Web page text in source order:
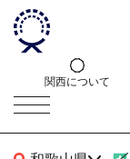
関西について